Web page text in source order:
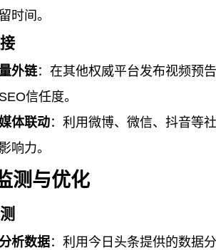
时间。
外链：在其他权威平台发布视频预
信任度。
体联动：利用微博、微信、抖音等
响力。
测与优化
析数据：利用今日头条提供的数据